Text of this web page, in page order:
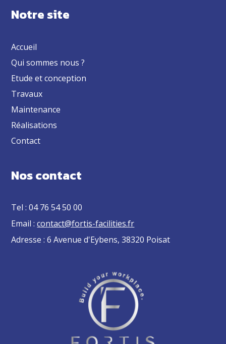
Notre site
Accueil
Qui sommes nous ?
Etude et conception
Travaux
Maintenance
Réalisations
Contact
Nos contact
Tel : 04 76 54 50 00
Email :contact@fortis-facilities.fr
Adresse : 6 Avenue d'Eybens, 38320 Poisat